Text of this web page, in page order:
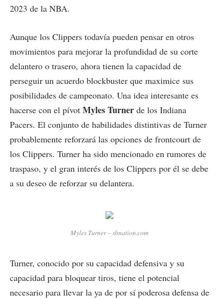
2023 de la NBA.
Aunque los Clippers todavía pueden pensar en otros
movimientos para mejorar la profundidad de su corte
delantero o trasero, ahora tienen la capacidad de
perseguir un acuerdo blockbuster que maximice sus
posibilidades de campeonato. Una idea interesante es
hacerse con el pívot Myles Turner de los Indiana
Pacers. El conjunto de habilidades distintivas de Turner
probablemente reforzará las opciones de frontcourt de
los Clippers. Turner ha sido mencionado en rumores de
traspaso, y el gran interés de los Clippers por él se debe
a su deseo de reforzar su delantera.
Myles Turner – sbnation.com
Turner, conocido por su capacidad defensiva y su
capacidad para bloquear tiros, tiene el potencial
necesario para llevar la ya de por sí poderosa defensa de